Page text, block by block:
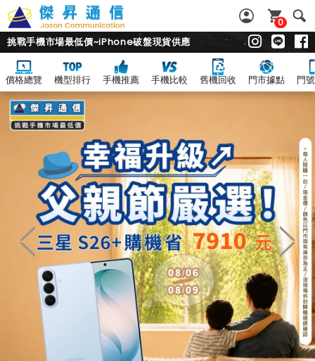
0
挑戰手機市場最低價~iPhone破盤現貨供應
價格總覽 機型排行 手機推薦 手機比較 舊機回收 門市據點 門